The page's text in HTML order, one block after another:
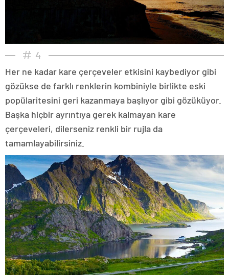
4
Her ne kadar kare çerçeveler etkisini kaybediyor gibi
gözükse de farklı renklerin kombiniyle birlikte eski
popülaritesini geri kazanmaya başlıyor gibi gözüküyor.
Başka hiçbir ayrıntıya gerek kalmayan kare
çerçeveleri, dilerseniz renkli bir rujla da
tamamlayabilirsiniz.